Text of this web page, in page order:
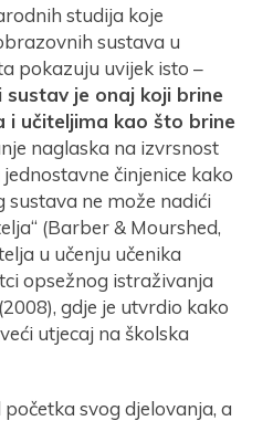
studija koje
sustava u
pokazuju uvijek isto –
je onaj koji brine
i učiteljima kao što brine
naglaska na izvrsnost
činjenice kako
ne može nadići
(Barber & Mourshed,
u učenju učenika
opsežnog istraživanja
gdje je utvrdio kako
utjecaj na školska
svog djelovanja, a